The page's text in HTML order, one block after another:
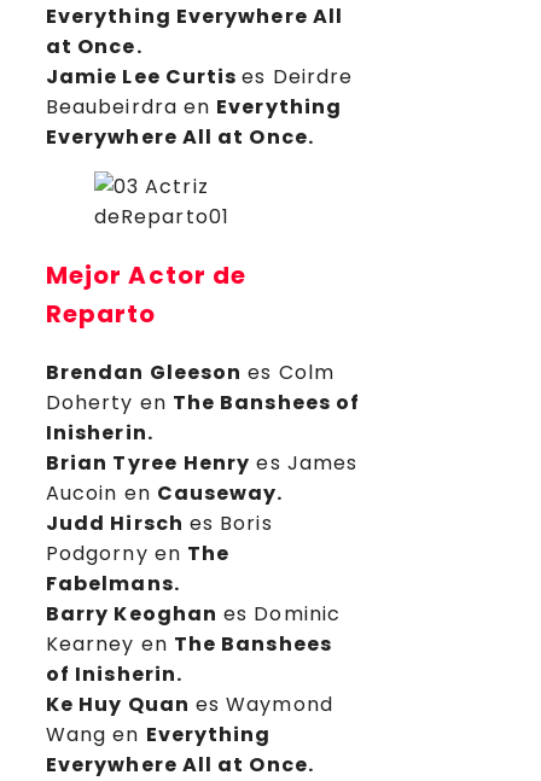
Everything Everywhere All
at Once.
Jamie Lee Curtises Deirdre
Beaubeirdra en Everything
Everywhere All at Once.
Mejor Actor de
Reparto
Brendan Gleeson es Colm
Doherty en The Banshees of
Inisherin.
Brian Tyree Henry es James
Aucoin en Causeway.
Judd Hirsch es Boris
Podgorny en The
Fabelmans.
Barry Keoghan es Dominic
Kearney en The Banshees
of Inisherin.
Ke Huy Quan es Waymond
Wang en Everything
Everywhere All at Once.